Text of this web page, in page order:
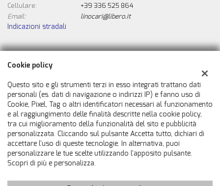
Cellulare:
+39 336 525 864
Email:
linocari@libero.it
Indicazioni stradali
Dati fiscali:
Automobili Caricasulo Snc
Via Carducci, 33, San Giorgio Ionico (TA)
C.F/P.IVA:02007050731
Registro delle imprese:TA
Cookie policy
Questo sito e gli strumenti terzi in esso integrati trattano dati
personali (es. dati di navigazione o indirizzi IP) e fanno uso di
Cookie, Pixel, Tag o altri identificatori necessari al funzionamento
e al raggiungimento delle finalità descritte nella cookie policy,
tra cui miglioramento della funzionalità del sito e pubblicità
personalizzata. Cliccando sul pulsante Accetta tutto, dichiari di
accettare l'uso di queste tecnologie. In alternativa, puoi
personalizzare le tue scelte utilizzando l'apposito pulsante.
Scopri di più e personalizza.